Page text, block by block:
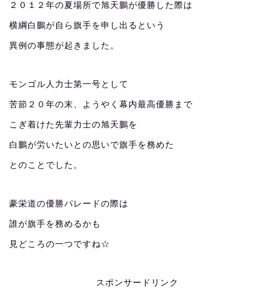
２０１２年の夏場所で旭天鵬が優勝した際は
横綱白鵬が自ら旗手を申し出るという
異例の事態が起きました。
モンゴル人力士第一号として
苦節２０年の末、ようやく幕内最高優勝まで
こぎ着けた先輩力士の旭天鵬を
白鵬が労いたいとの思いで旗手を務めた
とのことでした。
豪栄道の優勝パレードの際は
誰が旗手を務めるかも
見どころの一つですね☆
スポンサードリンク